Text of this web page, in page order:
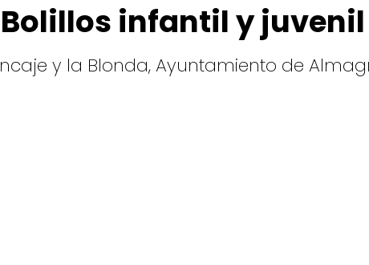
Bolillos infantil y juvenil
y la Blonda, Ayuntamiento de